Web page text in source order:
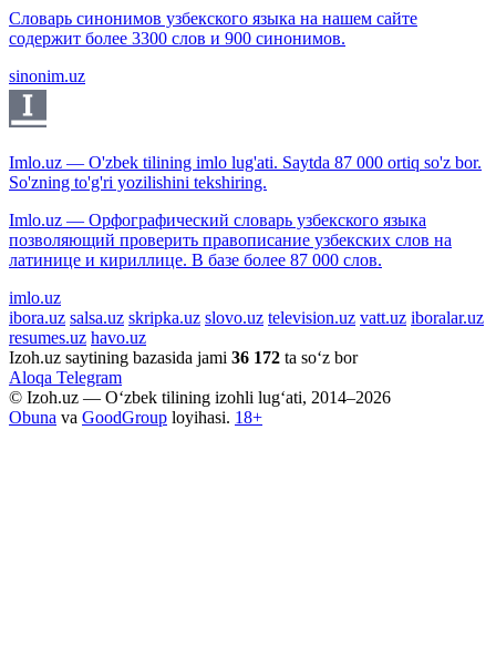
Словарь синонимов узбекского языка на нашем сайте
содержит более 3300 слов и 900 синонимов.
sinonim.uz
Imlo.uz — O'zbek tilining imlo lug'ati. Saytda 87 000 ortiq so'z bor.
So'zning to'g'ri yozilishini tekshiring.
Imlo.uz — Орфографический словарь узбекского языка
позволяющий проверить правописание узбекских слов на
латинице и кириллице. В базе более 87 000 слов.
imlo.uz
ibora.uz salsa.uz skripka.uz slovo.uz television.uz vatt.uz iboralar.uz
resumes.uz havo.uz
Izoh.uz saytining bazasida jami 36 172 ta so‘z bor
Aloqa Telegram
© Izoh.uz — O‘zbek tilining izohli lug‘ati, 2014–2026
Obuna va GoodGroup loyihasi. 18+